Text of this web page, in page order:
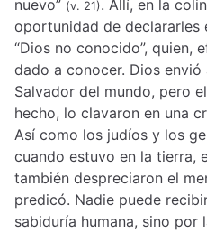
nuevo” (v. 21). Allí, en la
oportunidad de declararles
“Dios no conocido”, quien,
dado a conocer. Dios
Salvador del mundo, pero
hecho, lo clavaron en una
Así como los judíos y los
cuando estuvo en la tierra,
también despreciaron el
predicó. Nadie puede
sabiduría humana, sino por